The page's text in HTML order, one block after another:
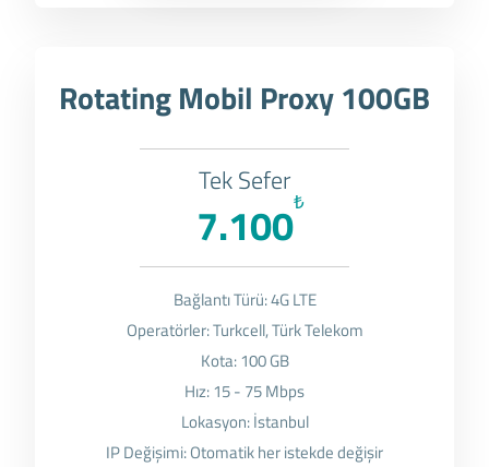
Rotating Mobil Proxy 100GB
Tek Sefer
₺
7.100
Bağlantı Türü: 4G LTE
Operatörler: Turkcell, Türk Telekom
Kota: 100 GB
Hız: 15 - 75 Mbps
Lokasyon: İstanbul
IP Değişimi: Otomatik her istekde değişir